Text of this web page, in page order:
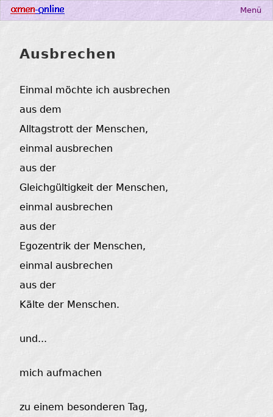
Ausbrechen
Einmal möchte ich ausbrechen
aus dem
Alltagstrott der Menschen,
einmal ausbrechen
aus der
Gleichgültigkeit der Menschen,
einmal ausbrechen
aus der
Egozentrik der Menschen,
einmal ausbrechen
aus der
Kälte der Menschen.
und...
mich aufmachen
zu einem besonderen Tag,
Menü